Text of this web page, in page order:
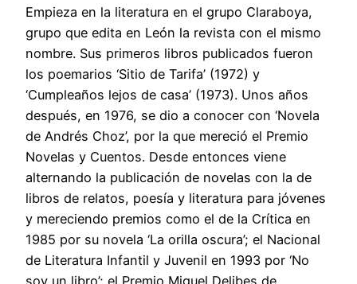
Empieza en la literatura en el grupo Claraboya,
grupo que edita en León la revista con el mismo
nombre. Sus primeros libros publicados fueron
los poemarios ‘Sitio de Tarifa’ (1972) y
‘Cumpleaños lejos de casa’ (1973). Unos años
después, en 1976, se dio a conocer con ‘Novela
de Andrés Choz’, por la que mereció el Premio
Novelas y Cuentos. Desde entonces viene
alternando la publicación de novelas con la de
libros de relatos, poesía y literatura para jóvenes
y mereciendo premios como el de la Crítica en
1985 por su novela ‘La orilla oscura’; el Nacional
de Literatura Infantil y Juvenil en 1993 por ‘No
soy un libro’; el Premio Miguel Delibes de